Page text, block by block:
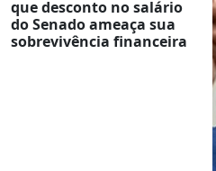
que desconto no salário
do Senado ameaça sua
sobrevivência financeira